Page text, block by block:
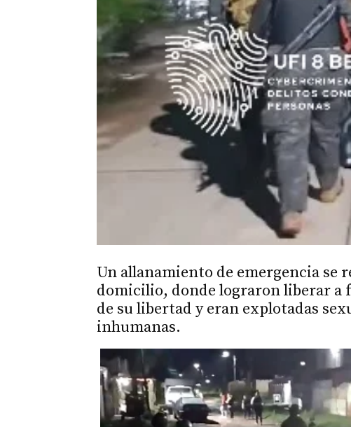
Un allanamiento de emergencia se
domicilio, donde lograron liberar a
de su libertad y eran explotadas
inhumanas.